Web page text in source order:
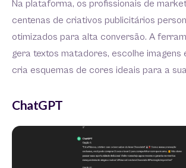
Na plataforma, os profissionais de
centenas de criativos publicitários
otimizados para alta conversão. A
gera textos matadores, escolhe imagens
cria esquemas de cores ideais para a
ChatGPT